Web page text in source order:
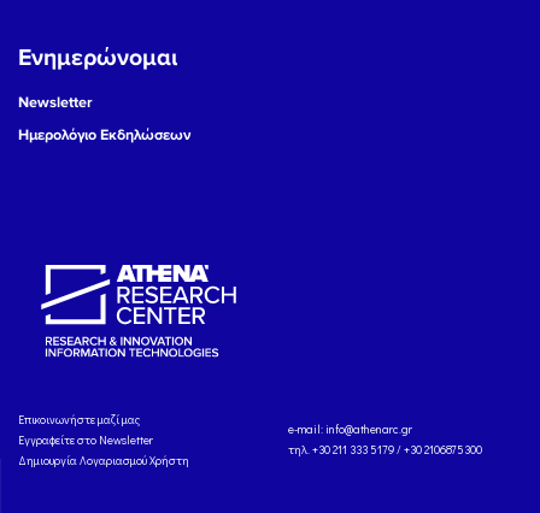
Ενημερώνομαι
Newsletter
Ημερολόγιο Εκδηλώσεων
Eπικοινωνήστε μαζί μας
Εγγραφείτε στο Newsletter
Δημιουργία Λογαριασμού Χρήστη
e-mail: info@athenarc.gr
τηλ. +30 211 333 5179 / +30 2106875300